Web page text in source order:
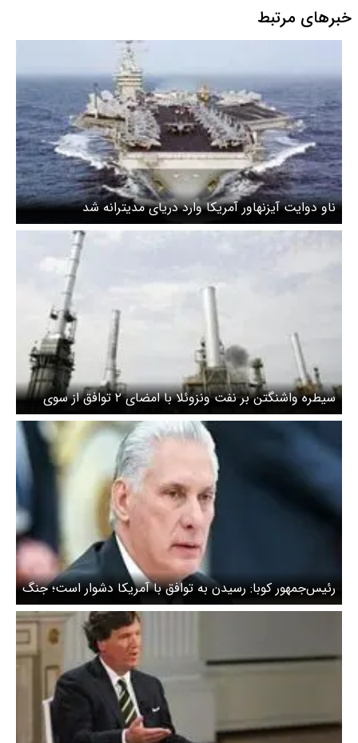
خبرهای مرتبط
ناو دوایت آیزنهاور آمریکا وارد دریای مدیترانه شد
سیطره واشنگتن بر نفت ونزوئلا با امضای ۲ توافق از سوی
غول نفتی آمریکا
رئیس‌جمهور کوبا: رسیدن به توافق با آمریکا دشوار است؛ جنگ
نمی‌خواهیم